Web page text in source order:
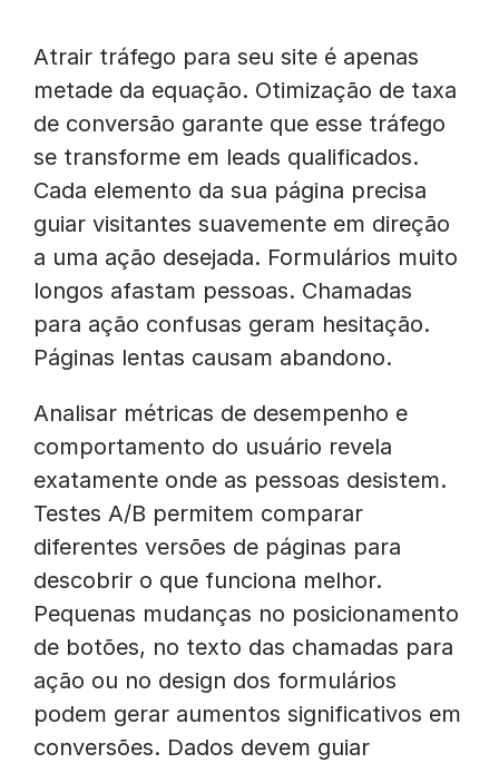
Atrair tráfego para seu site é apenas
metade da equação. Otimização de taxa
de conversão garante que esse tráfego
se transforme em leads qualificados.
Cada elemento da sua página precisa
guiar visitantes suavemente em direção
a uma ação desejada. Formulários muito
longos afastam pessoas. Chamadas
para ação confusas geram hesitação.
Páginas lentas causam abandono.
Analisar métricas de desempenho e
comportamento do usuário revela
exatamente onde as pessoas desistem.
Testes A/B permitem comparar
diferentes versões de páginas para
descobrir o que funciona melhor.
Pequenas mudanças no posicionamento
de botões, no texto das chamadas para
ação ou no design dos formulários
podem gerar aumentos significativos em
conversões. Dados devem guiar